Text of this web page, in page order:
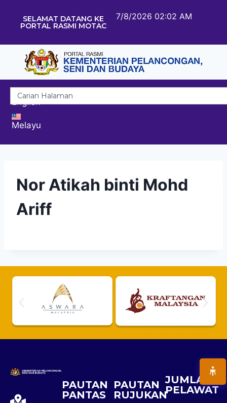
SELAMAT DATANG KE
PORTAL RASMI MOTAC
7/8/2026 02:02 AM
English
Melayu
Nor Atikah binti Mohd
Ariff
PAUTAN
PANTAS
PAUTAN
RUJUKAN
JUMLAH
PELAWAT